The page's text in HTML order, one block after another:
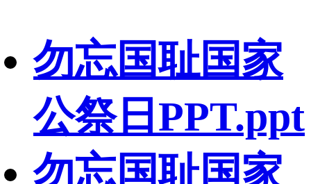
勿忘国耻国家
公祭日PPT.ppt
勿忘国耻国家